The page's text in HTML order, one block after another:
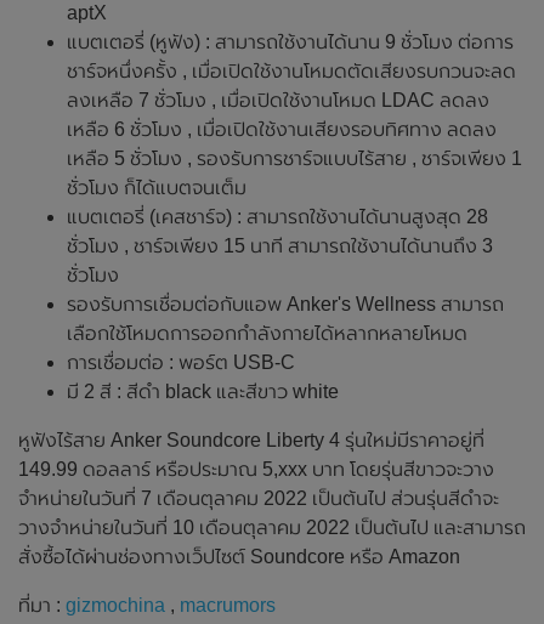
aptX
แบตเตอรี่ (หูฟัง) : สามารถใช้งานได้นาน 9 ชั่วโมง ต่อการ
ชาร์จหนึ่งครั้ง , เมื่อเปิดใช้งานโหมดตัดเสียงรบกวนจะลด
ลงเหลือ 7 ชั่วโมง , เมื่อเปิดใช้งานโหมด LDAC ลดลง
เหลือ 6 ชั่วโมง , เมื่อเปิดใช้งานเสียงรอบทิศทาง ลดลง
เหลือ 5 ชั่วโมง , รองรับการชาร์จแบบไร้สาย , ชาร์จเพียง 1
ชั่วโมง ก็ได้แบตจนเต็ม
แบตเตอรี่ (เคสชาร์จ) : สามารถใช้งานได้นานสูงสุด 28
ชั่วโมง , ชาร์จเพียง 15 นาที สามารถใช้งานได้นานถึง 3
ชั่วโมง
รองรับการเชื่อมต่อกับแอพ Anker's Wellness สามารถ
เลือกใช้โหมดการออกกำลังกายได้หลากหลายโหมด
การเชื่อมต่อ : พอร์ต USB-C
มี 2 สี : สีดำ black และสีขาว white
หูฟังไร้สาย Anker Soundcore Liberty 4 รุ่นใหม่มีราคาอยู่ที่
149.99 ดอลลาร์ หรือประมาณ 5,xxx บาท โดยรุ่นสีขาวจะวาง
จำหน่ายในวันที่ 7 เดือนตุลาคม 2022 เป็นต้นไป ส่วนรุ่นสีดำจะ
วางจำหน่ายในวันที่ 10 เดือนตุลาคม 2022 เป็นต้นไป และสามารถ
สั่งซื้อได้ผ่านช่องทางเว็ปไซต์ Soundcore หรือ Amazon
ที่มา : gizmochina , macrumors